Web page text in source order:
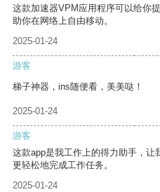
这款加速器VPM应用程序可以给你
助你在网络上自由移动。
2025-01-24
游客
梯子神器，ins随便看，美美哒！
2025-01-24
游客
这款app是我工作上的得力助手，让
更轻松地完成工作任务。
2025-01-24